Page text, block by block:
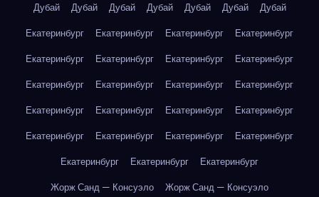
Дубай
Дубай Дубай Дубай Дубай Дубай
Дубай
Екатеринбург
Екатеринбург Екатеринбург
Екатеринбург
Екатеринбург
Екатеринбург Екатеринбург
Екатеринбург
Екатеринбург
Екатеринбург Екатеринбург
Екатеринбург
Екатеринбург
Екатеринбург Екатеринбург
Екатеринбург
Екатеринбург
Екатеринбург Екатеринбург
Екатеринбург
Екатеринбург
Екатеринбург
Екатеринбург
Жорж Санд — Консуэло
Жорж Санд — Консуэло